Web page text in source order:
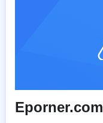
Eporner.com